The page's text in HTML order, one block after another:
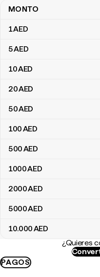
Tabla de conversión de
MONTO
1AED
5AED
10AED
20AED
50AED
100AED
500AED
1000AED
2000AED
5000AED
10.000AED
¿Quieres
PAGOS